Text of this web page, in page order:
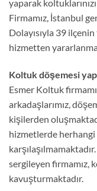
yaparak
Firmamız, İstanbul
Dolayısıyla 39
hizmetten
Koltuk döşemesi
Esmer Koltuk
arkadaşlarımız,
kişilerden
hizmetlerde herhangi
sergileyen firmamız,
kavuşturmaktadır.